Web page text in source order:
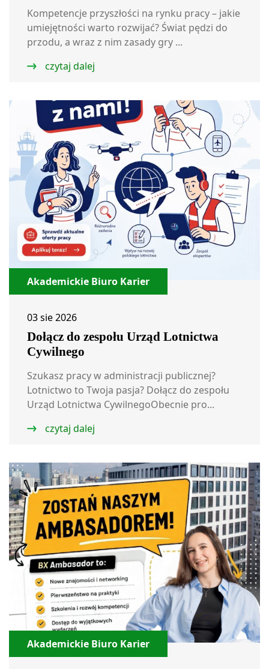
Kompetencje przyszłości na rynku pracy – jakie
umiejętności warto rozwijać? Świat pędzi do
przodu, a wraz z nim zasady gry ...
czytaj dalej
Akademickie Biuro Karier
03 sie 2026
Dołącz do zespołu Urząd Lotnictwa
Cywilnego
Szukasz pracy w administracji publicznej?
Lotnictwo to Twoja pasja? Dołącz do zespołu
Urząd Lotnictwa CywilnegoObecnie pro...
czytaj dalej
Akademickie Biuro Karier